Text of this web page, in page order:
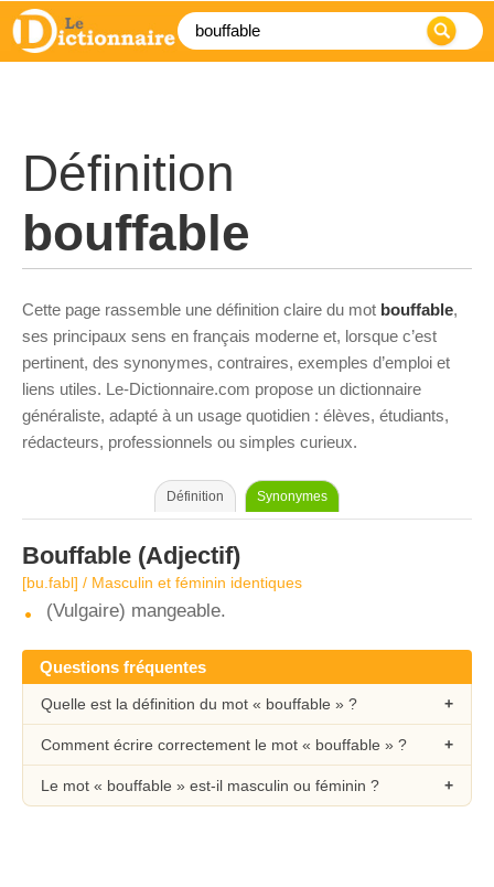
Définition
bouffable
Cette page rassemble une définition claire du mot bouffable,
ses principaux sens en français moderne et, lorsque c’est
pertinent, des synonymes, contraires, exemples d’emploi et
liens utiles. Le-Dictionnaire.com propose un dictionnaire
généraliste, adapté à un usage quotidien : élèves, étudiants,
rédacteurs, professionnels ou simples curieux.
Définition Synonymes
Bouffable (Adjectif)
[bu.fabl] / Masculin et féminin identiques
(Vulgaire) mangeable.
Questions fréquentes
Quelle est la définition du mot « bouffable » ?
Comment écrire correctement le mot « bouffable » ?
Le mot « bouffable » est-il masculin ou féminin ?